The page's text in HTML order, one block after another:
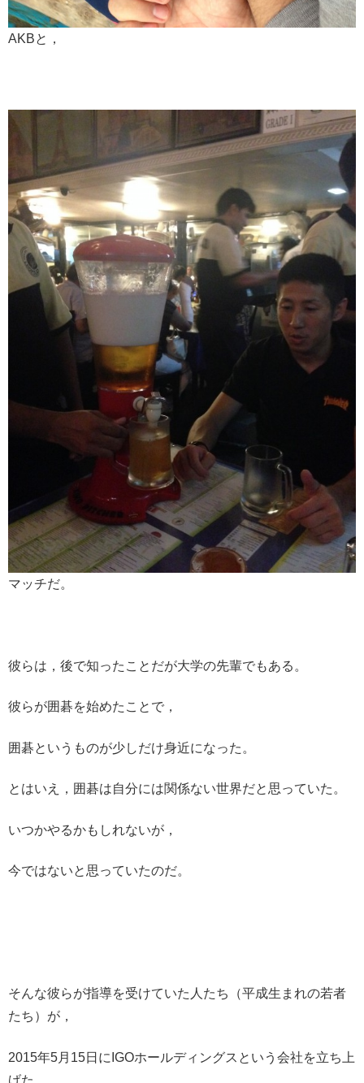
AKBと，
マッチだ。
彼らは，後で知ったことだが大学の先輩でもある。
彼らが囲碁を始めたことで，
囲碁というものが少しだけ身近になった。
とはいえ，囲碁は自分には関係ない世界だと思っていた。
いつかやるかもしれないが，
今ではないと思っていたのだ。
そんな彼らが指導を受けていた人たち（平成生まれの若者
たち）が，
2015年5月15日にIGOホールディングスという会社を立ち上
げた。